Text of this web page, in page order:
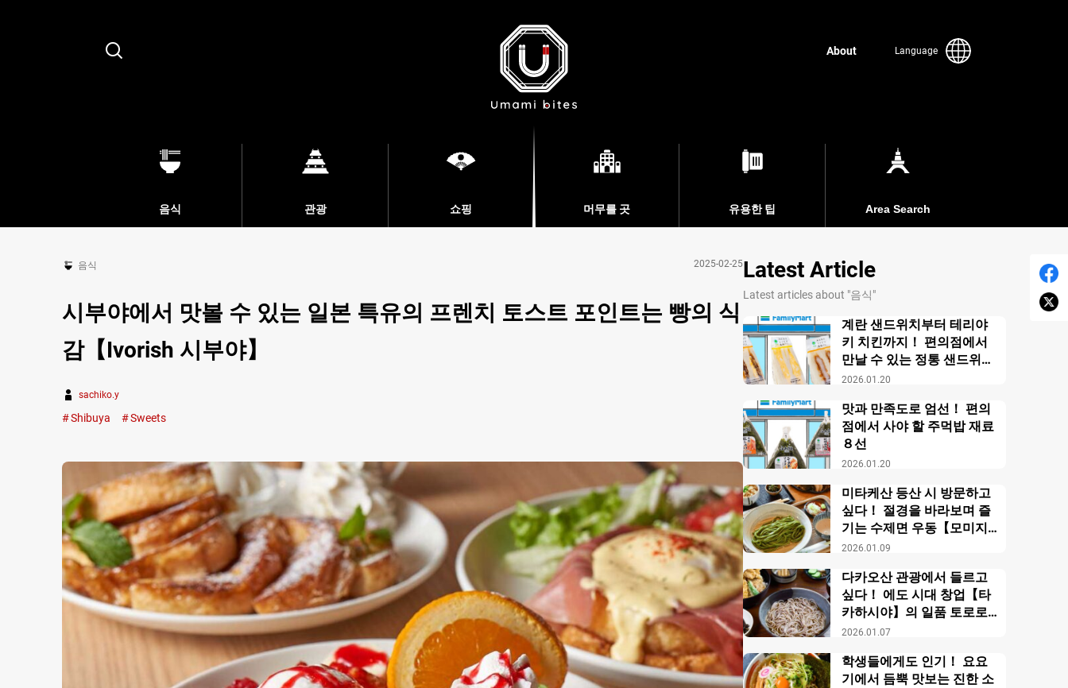
Search
About Language
음식 관광 쇼핑 머무를 곳 유용한 팁 Area Search
음식 2025-02-25
시부야에서 맛볼 수 있는 일본 특유의 프렌치 토스트 포인트는 빵의 식
감【Ivorish 시부야】
sachiko.y
Shibuya Sweets
Latest Article
Latest articles about "음식"
2026.01.20
계란 샌드위치부터 테리야
키 치킨까지！ 편의점에서
만날 수 있는 정통 샌드위치
【패밀리마트】
2026.01.20
맛과 만족도로 엄선！ 편의
점에서 사야 할 주먹밥 재료
８선
2026.01.09
미타케산 등산 시 방문하고
싶다！ 절경을 바라보며 즐
기는 수제면 우동【모미지
야】
2026.01.07
다카오산 관광에서 들르고
싶다！ 에도 시대 창업【타
카하시야】의 일품 토로로
소바
학생들에게도 인기！ 요요
기에서 듬뿍 맛보는 진한 소